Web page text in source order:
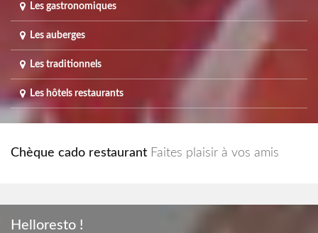
Les gastronomiques
Les auberges
Les traditionnels
Les hôtels restaurants
Chèque cado restaurant Faites plaisir à vos amis
Helloresto !